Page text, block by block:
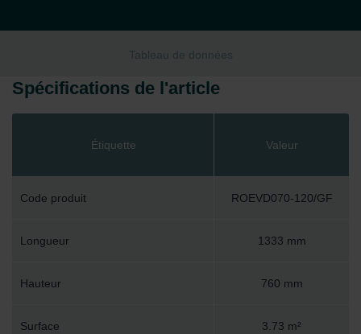
Tableau de données
Spécifications de l'article
Étiquette Valeur
Code produit ROEVD070-120/GF
Longueur 1333 mm
Hauteur 760 mm
Surface 3.73 m²